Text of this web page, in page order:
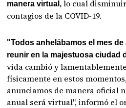
manera virtual,lo cual
contagios de la COVID-19.
"Todos anhelábamos el mes
reunir en la majestuosa ciudad
vida cambió y
físicamente en estos
anunciamos de manera oficial
anual será virtual", informó el